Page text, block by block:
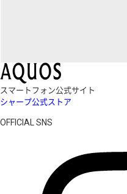
スマートフォン公式サイト
シャープ公式ストア
OFFICIAL SNS